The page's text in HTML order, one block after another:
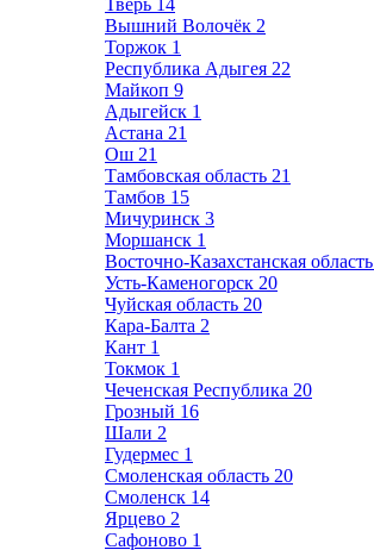
Тверь 14
Вышний Волочёк 2
Торжок 1
Республика Адыгея 22
Майкоп 9
Адыгейск 1
Астана 21
Ош 21
Тамбовская область 21
Тамбов 15
Мичуринск 3
Моршанск 1
Восточно-Казахстанская область
Усть-Каменогорск 20
Чуйская область 20
Кара-Балта 2
Кант 1
Токмок 1
Чеченская Республика 20
Грозный 16
Шали 2
Гудермес 1
Смоленская область 20
Смоленск 14
Ярцево 2
Сафоново 1